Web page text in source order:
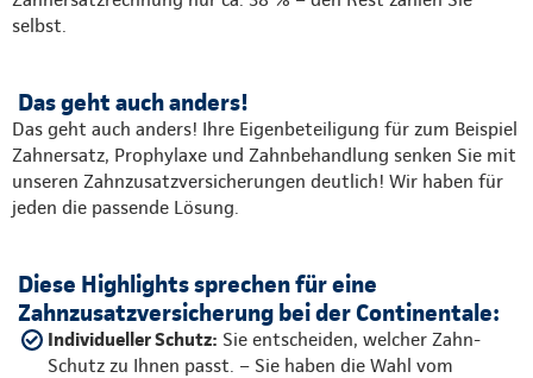
selbst.​
Das geht auch anders!
Das geht auch anders! Ihre Eigenbeteiligung für zum Beispiel
Zahnersatz, Prophylaxe und Zahnbehandlung senken Sie mit
unseren Zahnzusatzversicherungen deutlich! Wir haben für
jeden die passende Lösung.
Diese Highlights sprechen für eine
Zahnzusatzversicherung bei der Continentale:
Individueller Schutz: Sie entscheiden, welcher Zahn-
Schutz zu Ihnen passt. – Sie haben die Wahl vom